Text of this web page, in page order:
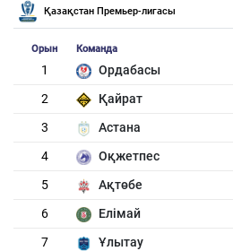
Қазақстан Премьер-лигасы
Орын Команда
1 Ордабасы
2
Қайрат
3
Астана
4
Оқжетпес
5
Ақтөбе
6
Елімай
7
Ұлытау